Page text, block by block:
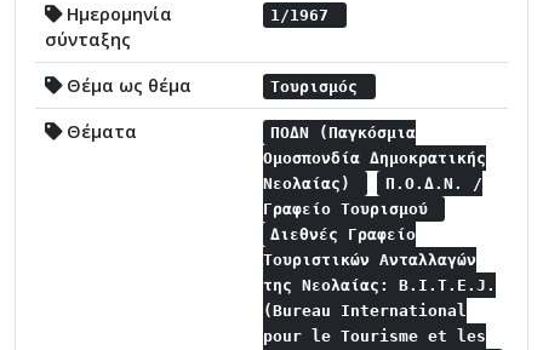
Ημερομηνία
σύνταξης
1/1967
Θέμα ως θέμα Τουρισμός
Θέματα
ΠΟΔΝ (Παγκόσμια
Ομοσπονδία Δημοκρατικής
Νεολαίας)
Π.Ο.Δ.Ν. /
Γραφείο Τουρισμού
Διεθνές Γραφείο
Τουριστικών Ανταλλαγών
της Νεολαίας: B.I.T.E.J.
(Bureau International
pour le Tourisme et les